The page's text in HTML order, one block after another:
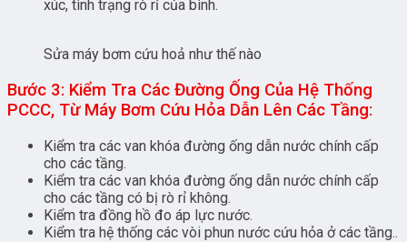
xúc, tình trạng rò rỉ của bình.
Sửa máy bơm cứu hoả như thế nào
Bước 3: Kiểm Tra Các Đường Ống Của Hệ Thống
PCCC, Từ Máy Bơm Cứu Hỏa Dẫn Lên Các Tầng:
Kiểm tra các van khóa đường ống dẫn nước chính cấp
cho các tầng.
Kiểm tra các van khóa đường ống dẫn nước chính cấp
cho các tầng có bị rò rỉ không.
Kiểm tra đồng hồ đo áp lực nước.
Kiểm tra hệ thống các vòi phun nước cứu hỏa ở các tầng..